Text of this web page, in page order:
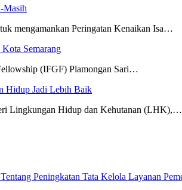
Masih
mengamankan Peringatan Kenaikan Isa…
Semarang
(IFGF) Plamongan Sari…
Hidup Jadi Lebih Baik
Lingkungan Hidup dan Kehutanan (LHK),…